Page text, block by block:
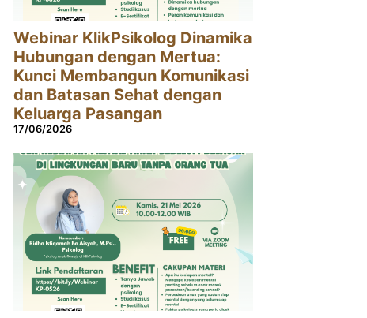
Webinar KlikPsikolog Dinamika
Hubungan dengan Mertua:
Kunci Membangun Komunikasi
dan Batasan Sehat dengan
Keluarga Pasangan
17/06/2026